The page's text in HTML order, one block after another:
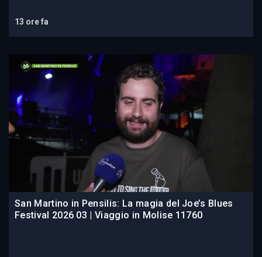
13 ore fa
San Martino in Pensilis: La magia del Joe’s Blues
Festival 2026 03 | Viaggio in Molise 11760